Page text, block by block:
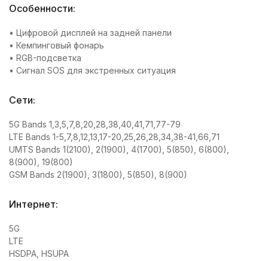
Особенности:
• Цифровой дисплей на задней панели
• Кемпинговый фонарь
• RGB-подсветка
• Сигнал SOS для экстренных ситуация
Сети:
5G Bands 1,3,5,7,8,20,28,38,40,41,71,77-79
LTE Bands 1-5,7,8,12,13,17-20,25,26,28,34,38-41,66,71
UMTS Bands 1(2100), 2(1900), 4(1700), 5(850), 6(800),
8(900), 19(800)
GSM Bands 2(1900), 3(1800), 5(850), 8(900)
Интернет:
5G
LTE
HSDPA, HSUPA